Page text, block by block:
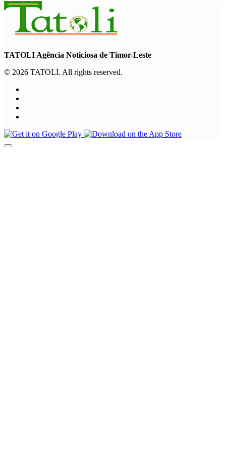
TATOLI Agência Noticiosa de Timor-Leste
© 2026 TATOLI. All rights reserved.